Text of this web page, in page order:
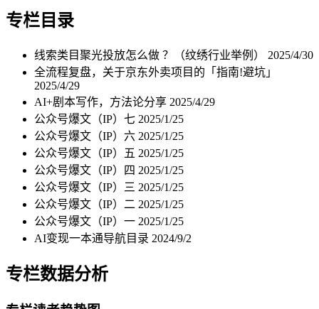
专栏目录
线索类目聚光投放怎么做 ？（纹绣行业举例） 2025/4/30
全流程复盘，关于京东外卖项目的「指南!避坑」
2025/4/29
AI+剧本写作，方法论分享 2025/4/29
公众号爆文（IP）七 2025/1/25
公众号爆文（IP）六 2025/1/25
公众号爆文（IP）五 2025/1/25
公众号爆文（IP）四 2025/1/25
公众号爆文（IP）三 2025/1/25
公众号爆文（IP）二 2025/1/25
公众号爆文（IP）一 2025/1/25
AI变现一本通导航目录 2024/9/2
专栏数据分析